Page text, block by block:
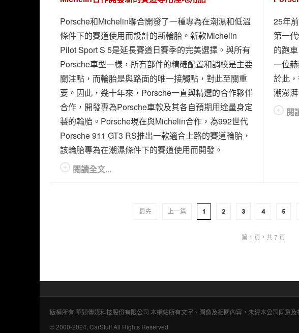
Porsche和Michelin聯合開發了一種專為在潮濕和低溫
條件下的賽道使用而設計的新輪胎。新款Michelin
Pilot Sport S 5是延長賽道日賽季的完美選擇。與所有
Porsche車型一樣，所有部件的精確配置和調校是主要
關注點，而輪胎是與路面的唯一接觸點，對此至關重
要。因此，幾十年來，Porsche一直與精選的合作夥伴
合作，開發專為Porsche車款及其各自預期用途量身定
製的輪胎。Porsche現在與Michelin合作，為992世代
Porsche 911 GT3 RS推出一款適合上路的賽道輪胎，
該輪胎專為在潮濕條件下的賽道使用而開發。
閱讀全文...
25年
第一
的跑
一位
於此
潮澎湃
閱
最先 上一篇 1 2 3 4 5
第 1 頁，共 7 頁
版權所有 華穎傳媒科技股份有限公司 本網站所有文字、圖像及相關內容，未經本公司同意
© 2000-2024, CarStuff All Rights Reserved